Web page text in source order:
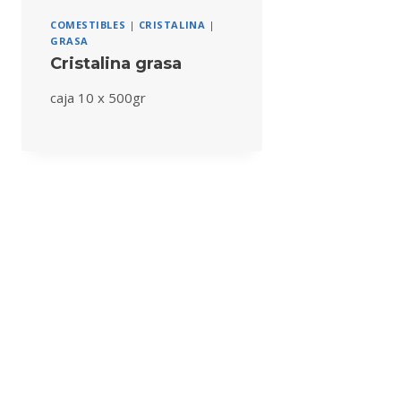
COMESTIBLES | CRISTALINA |
GRASA
Cristalina grasa
caja 10 x 500gr